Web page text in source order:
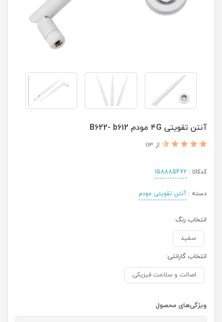
آنتن تقویتی ۴G مودم B622- b612
از 113
کدکالا : 158885472
دسته : آنتن تقویتی مودم
انتخاب رنگ:
سفید
انتخاب گارانتی:
اصالت و سلامت فیزیکی
ویژگی‌های محصول